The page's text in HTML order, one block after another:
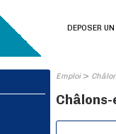
DEPOSER
Emploi>
Châlons-